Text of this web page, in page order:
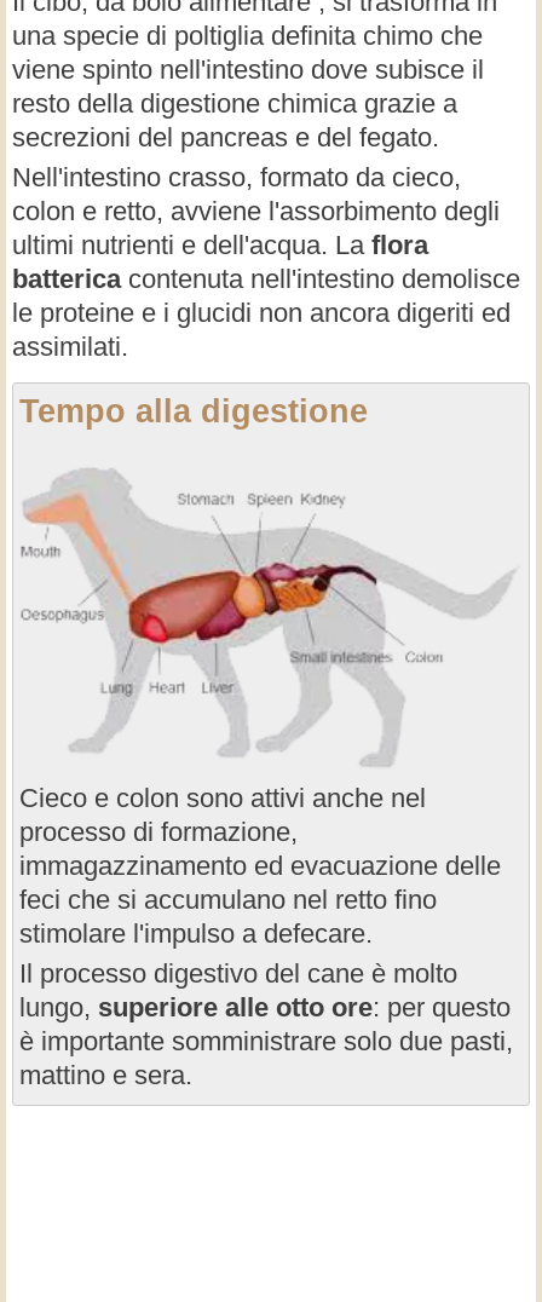
una specie di poltiglia definita chimo che
viene spinto nell'intestino dove subisce il
resto della digestione chimica grazie a
secrezioni del pancreas e del fegato.
Nell'intestino crasso, formato da cieco,
colon e retto, avviene l'assorbimento degli
ultimi nutrienti e dell'acqua. La flora
battericacontenuta nell'intestino demolisce
le proteine e i glucidi non ancora digeriti ed
assimilati.
Tempo alla digestione
Cieco e colon sono attivi anche nel
processo di formazione,
immagazzinamento ed evacuazione delle
feci che si accumulano nel retto fino
stimolare l'impulso a defecare.
Il processo digestivo del cane è molto
lungo, superiore alle otto ore: per questo
è importante somministrare solo due pasti,
mattino e sera.